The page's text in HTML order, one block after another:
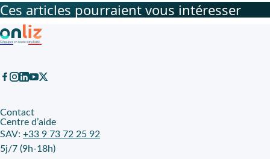
Ces articles pourraient vous intéresser
Contact
Centre d’aide
SAV: +33 9 73 72 25 92
5j/7 (9h-18h)